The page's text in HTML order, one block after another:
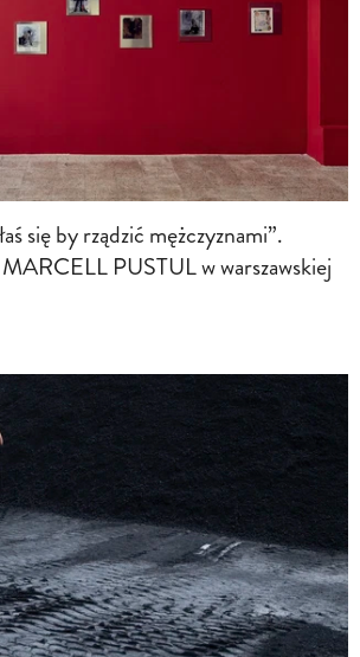
się by rządzić mężczyznami”.
PUSTUL w warszawskiej